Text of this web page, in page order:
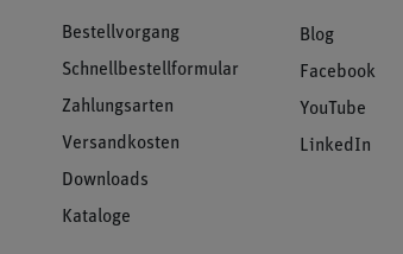
Bestellvorgang
Schnellbestellformular
Zahlungsarten
Versandkosten
Downloads
Kataloge
Blog
Facebook
YouTube
LinkedIn